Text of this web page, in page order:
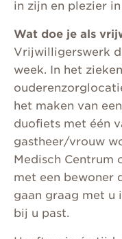
in zijn en plezier
Wat doe je als
Vrijwilligerswerk
week. In het
het maken van
duofiets met één
gastheer/vrouw
Medisch Centrum
met een bewoner
gaan graag met u
bij u past.